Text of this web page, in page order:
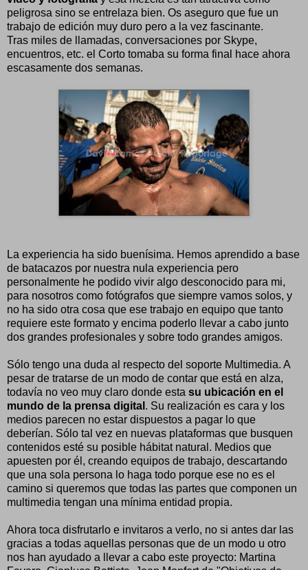
peligrosa sino se entrelaza bien. Os aseguro que fue un
trabajo de edición muy duro pero a la vez fascinante.
Tras miles de llamadas, conversaciones por Skype,
encuentros, etc. el Corto tomaba su forma final hace ahora
escasamente dos semanas.
La experiencia ha sido buenísima. Hemos aprendido a base
de batacazos por nuestra nula experiencia pero
personalmente he podido vivir algo desconocido para mi,
para nosotros como fotógrafos que siempre vamos solos, y
no ha sido otra cosa que ese trabajo en equipo que tanto
requiere este formato y encima poderlo llevar a cabo junto
dos grandes profesionales y sobre todo grandes amigos.
Sólo tengo una duda al respecto del soporte Multimedia. A
pesar de tratarse de un modo de contar que está en alza,
todavía no veo muy claro donde esta su ubicación en el
mundo de la prensa digital . Su realización es cara y los
medios parecen no estar dispuestos a pagar lo que
deberían. Sólo tal vez en nuevas plataformas que busquen
contenidos esté su posible hábitat natural. Medios que
apuesten por él, creando equipos de trabajo, descartando
que una sola persona lo haga todo porque ese no es el
camino si queremos que todas las partes que componen un
multimedia tengan una mínima entidad propia.
Ahora toca disfrutarlo e invitaros a verlo, no si antes dar las
gracias a todas aquellas personas que de un modo u otro
nos han ayudado a llevar a cabo este proyecto: Martina